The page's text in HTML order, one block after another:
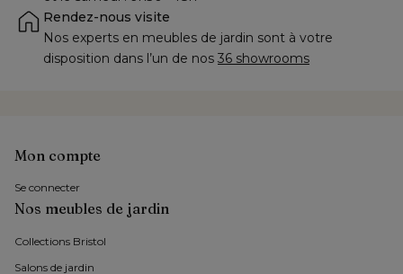
Rendez-nous visite
Nos experts en meubles de jardin sont à votre
disposition dans l’un de nos 36 showrooms
Nos meubles de jardin
Collections Bristol
Salons de jardin
Mon compte
Se connecter